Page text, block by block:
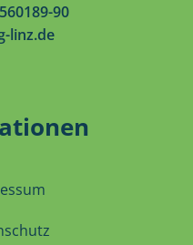
90
linz.de